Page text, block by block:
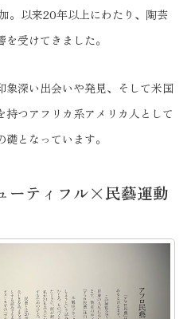
。以来20年以上にわたり、陶芸
受けてきました。
象深い出会いや発見、そして米国
持つアフリカ系アメリカ人として
となっています。
ーティフル×民藝運動